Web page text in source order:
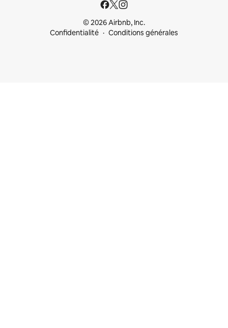
© 2026 Airbnb, Inc.
Confidentialité
Conditions générales